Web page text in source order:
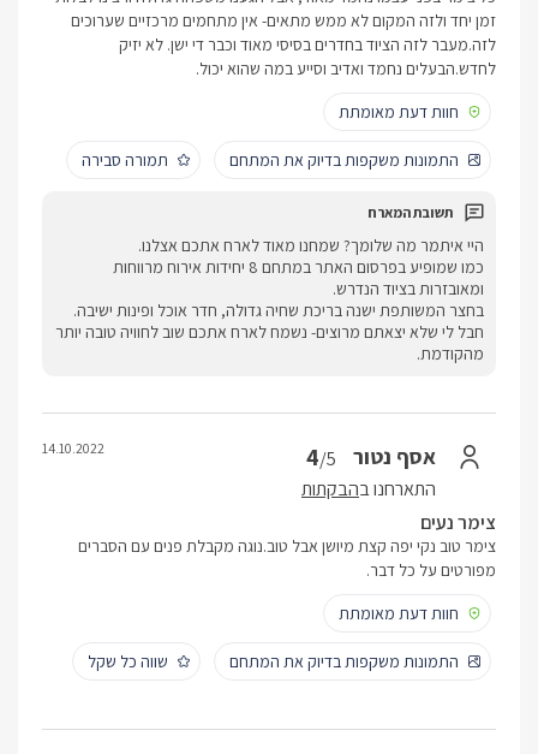
זמן יחד ולזה המקום לא ממש מתאים- אין מתחמים מרכזיים שערוכים
לזה.מעבר לזה הציוד בחדרים בסיסי מאוד וכבר די ישן. לא יזיק
לחדש.הבעלים נחמד ואדיב וסייע במה שהוא יכול.
חוות דעת מאומתת
התמונות משקפות בדיוק את המתחם תמורה סבירה
היי איתמר מה שלומך? שמחנו מאוד לארח אתכם אצלנו.
כמו שמופיע בפרסום האתר במתחם 8 יחידות אירוח מרווחות
ומאובזרות בציוד הנדרש.
בחצר המשותפת ישנה בריכת שחיה גדולה, חדר אוכל ופינות ישיבה.
חבל לי שלא יצאתם מרוצים- נשמח לארח אתכם שוב לחוויה טובה יותר
מהקודמת.
אסף נטור 4/5
התארחנו בהבקתות
14.10.2022
צימר נעים
צימר טוב נקי יפה קצת מיושן אבל טוב.נוגה מקבלת פנים עם הסברים
מפורטים על כל דבר.
חוות דעת מאומתת
התמונות משקפות בדיוק את המתחם שווה כל שקל